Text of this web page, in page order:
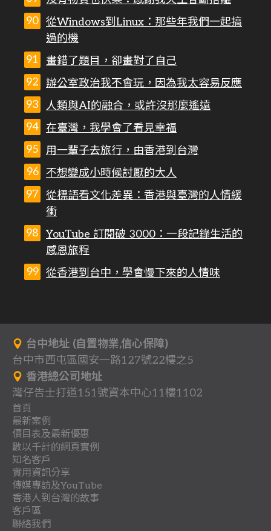
從Windows到Linux：那些年我們一起搞
過的機
畫錯了題目，卻畫對了自己
辦公室政治我不會玩，因為我太容易反應
人類與AI的融合，或許沒那麼遙遠
在臺灣，我學會了看見幸福
用一輩子去旅行，由香港到台灣
不想變成小時候討厭的大人
從標語看文化差異：香港與臺灣的人情緩
衝
YouTube 訂閱破 3000：一段記錄生活的
感恩旅程
從香港到台中，學會慢下來的人情味
台中地址 (自置物業,信心保障)
台中市西屯區國安一路127號22樓之5
香港總公司地址
灣仔告士打道151號資本中心11樓1102
首頁
背
景
分
享
關
於
我
們
作
品
收
費
聯
絡
最新案例
一
頁
式
網
站
案
多
頁
式
網
站
案
行
業
案
例
價目表及最新優惠
網
站
架
設
優
惠
立
即
登
記
優
數以千計的網頁實例
客
戶
總
目
錄
地
產
.
室
團
體
.
教
育
時
知名客戶
實用資訊分享
懶
人
包
最
新
網
傳媒專訪及YouTube
傳
媒
香
香港人到台灣的故事
香
客戶區
聯絡我們